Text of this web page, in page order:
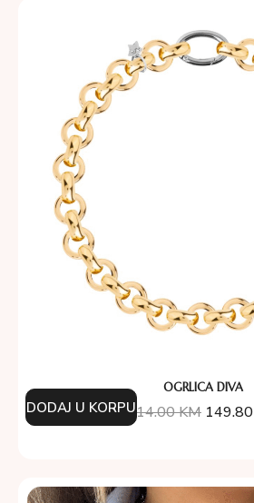
OGRLICA DIVA
214.00KM 149.80
DODAJ U KORPU